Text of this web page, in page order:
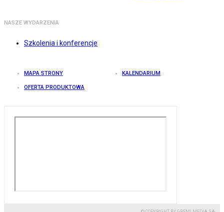
NASZE WYDARZENIA
Szkolenia i konferencje
MAPA STRONY KALENDARIUM
OFERTA PRODUKTOWA